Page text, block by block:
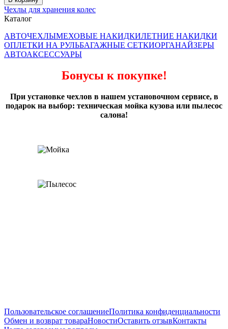
Чехлы для хранения колес
Каталог
АВТОЧЕХЛЫМЕХОВЫЕ НАКИДКИЛЕТНИЕ НАКИДКИ
ОПЛЕТКИ НА РУЛЬБАГАЖНЫЕ СЕТКИОРГАНАЙЗЕРЫ
АВТОАКСЕССУАРЫ
Бонусы к покупке!
При установке чехлов в нашем установочном сервисе, в
подарок на выбор: техническая мойка кузова или пылесос
салона!
Пользовательское соглашениеПолитика конфиденциальности
Обмен и возврат товараНовостиОставить отзывКонтакты